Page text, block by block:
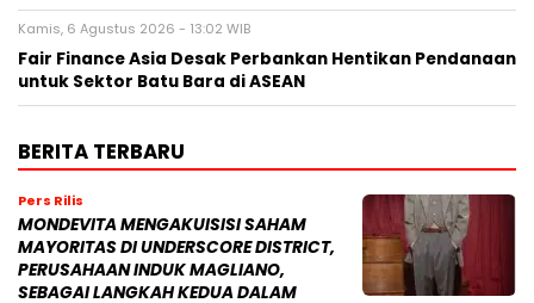
Kamis, 6 Agustus 2026 - 13:02 WIB
Fair Finance Asia Desak Perbankan Hentikan Pendanaan
untuk Sektor Batu Bara di ASEAN
BERITA TERBARU
Pers Rilis
MONDEVITA MENGAKUISISI SAHAM
MAYORITAS DI UNDERSCORE DISTRICT,
PERUSAHAAN INDUK MAGLIANO,
SEBAGAI LANGKAH KEDUA DALAM